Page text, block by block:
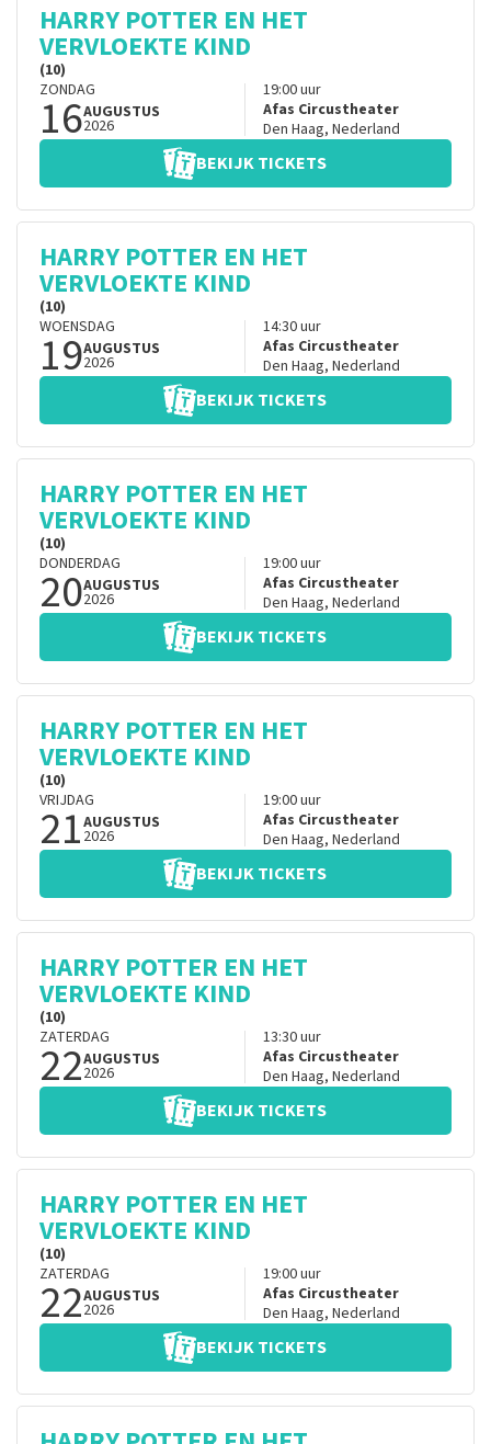
HARRY POTTER EN HET
VERVLOEKTE KIND
(10)
ZONDAG
16AUGUSTUS
2026
19:00uur
Afas Circustheater
Den Haag, Nederland
BEKIJK TICKETS
HARRY POTTER EN HET
VERVLOEKTE KIND
(10)
WOENSDAG
19AUGUSTUS
2026
14:30uur
Afas Circustheater
Den Haag, Nederland
BEKIJK TICKETS
HARRY POTTER EN HET
VERVLOEKTE KIND
(10)
DONDERDAG
20AUGUSTUS
2026
19:00uur
Afas Circustheater
Den Haag, Nederland
BEKIJK TICKETS
HARRY POTTER EN HET
VERVLOEKTE KIND
(10)
VRIJDAG
21AUGUSTUS
2026
19:00uur
Afas Circustheater
Den Haag, Nederland
BEKIJK TICKETS
HARRY POTTER EN HET
VERVLOEKTE KIND
(10)
ZATERDAG
22AUGUSTUS
2026
13:30uur
Afas Circustheater
Den Haag, Nederland
BEKIJK TICKETS
HARRY POTTER EN HET
VERVLOEKTE KIND
(10)
ZATERDAG
22AUGUSTUS
2026
19:00uur
Afas Circustheater
Den Haag, Nederland
BEKIJK TICKETS